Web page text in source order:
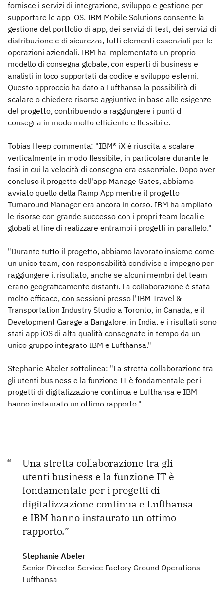
fornisce i servizi di integrazione, sviluppo e gestione per
supportare le app iOS. IBM Mobile Solutions consente la
gestione del portfolio di app, dei servizi di test, dei servizi di
distribuzione e di sicurezza, tutti elementi essenziali per le
operazioni aziendali. IBM ha implementato un proprio
modello di consegna globale, con esperti di business e
analisti in loco supportati da codice e sviluppo esterni.
Questo approccio ha dato a Lufthansa la possibilità di
scalare o chiedere risorse aggiuntive in base alle esigenze
del progetto, contribuendo a raggiungere i punti di
consegna in modo molto efficiente e flessibile.
Tobias Heep commenta: "IBM® iX è riuscita a scalare
verticalmente in modo flessibile, in particolare durante le
fasi in cui la velocità di consegna era essenziale. Dopo aver
concluso il progetto dell'app Manage Gates, abbiamo
avviato quello della Ramp App mentre il progetto
Turnaround Manager era ancora in corso. IBM ha ampliato
le risorse con grande successo con i propri team locali e
globali al fine di realizzare entrambi i progetti in parallelo."
"Durante tutto il progetto, abbiamo lavorato insieme come
un unico team, con responsabilità condivise e impegno per
raggiungere il risultato, anche se alcuni membri del team
erano geograficamente distanti. La collaborazione è stata
molto efficace, con sessioni presso l'IBM Travel &
Transportation Industry Studio a Toronto, in Canada, e il
Development Garage a Bangalore, in India, e i risultati sono
stati app iOS di alta qualità consegnate in tempo da un
unico gruppo integrato IBM e Lufthansa."
Stephanie Abeler sottolinea: "La stretta collaborazione tra
gli utenti business e la funzione IT è fondamentale per i
progetti di digitalizzazione continua e Lufthansa e IBM
hanno instaurato un ottimo rapporto."
Una stretta collaborazione tra gli
utenti business e la funzione IT è
fondamentale per i progetti di
digitalizzazione continua e Lufthansa
e IBM hanno instaurato un ottimo
rapporto.
Stephanie Abeler
Senior Director Service Factory Ground Operations
Lufthansa